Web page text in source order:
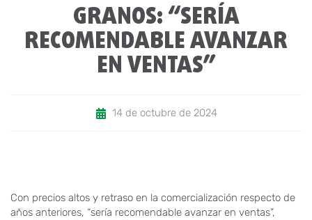
GRANOS: “SERÍA
RECOMENDABLE AVANZAR
EN VENTAS”
14 de octubre de 2024
Con precios altos y retraso en la comercialización respecto de
años anteriores, “sería recomendable avanzar en ventas”,